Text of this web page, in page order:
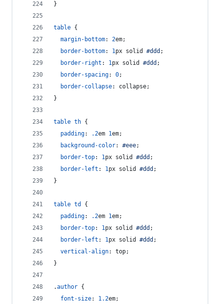
}
table {
margin-bottom: 2em;
border-bottom: 1px solid #ddd ;
border-right : 1px solid #ddd ;
border-spacing: 0;
border-collapse:
collapse;
}
table th {
padding: .2em 1em;
background-color: #eee;
border-top: 1px solid #ddd ;
border-left : 1px solid #ddd ;
}
table td
{
padding: .2em 1em;
border-top: 1px solid #ddd ;
border-left : 1px solid #ddd ;
vertical-align:
top;
}
.author {
font-size: 1.2em;